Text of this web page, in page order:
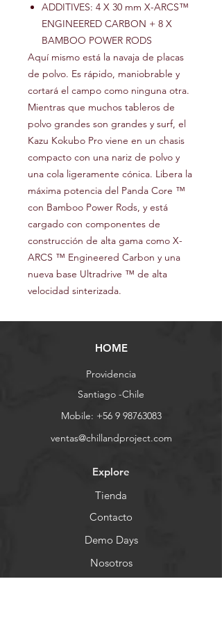
ADDITIVES: 4 X 30 mm X-ARCS™
ENGINEERED CARBON + 8 X
BAMBOO POWER RODS
Aquí mismo está la navaja de placas
de polvo. Es rápido, maniobrable y
cortará el campo como ninguna otra.
Mientras que muchos tableros de
polvo grandes son grandes y surf, el
Kazu Kokubo Pro viene en un chasis
compacto con una nariz de polvo y
una cola ligeramente cónica. Libera la
máxima potencia del Panda Core ™
con Bamboo Power Rods, y está
cargado con componentes de
construcción de alta gama como X-
ARCS ™ Engineered Carbon y una
nueva base Ultradrive ™ de alta
velocidad sinterizada.
HOME
Providencia
Santiago -Chile
Mobile: +56 9 98763083
ventas@chillandproject.com
Explore
Tienda
Contacto
Demo Days
Nosotros